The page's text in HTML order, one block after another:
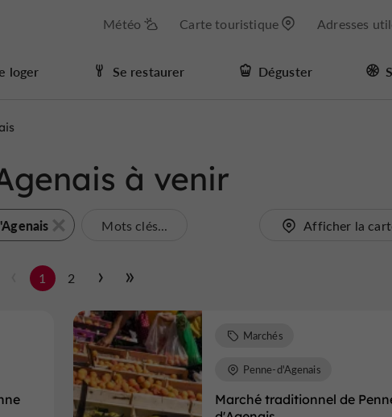
Météo Carte touristique Adresses
loger Se restaurer Déguster
à venir
Mots clés... Afficher la
1 2
Marché traditionnel de
Marchés
Penne-d'Agenais